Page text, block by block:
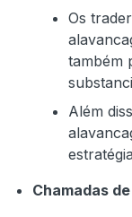
Os
também
Além
Chamadas